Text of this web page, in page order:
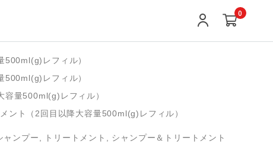
0
500ml(g)レフィル）
500ml(g)レフィル）
容量500ml(g)レフィル）
ント（2回目以降大容量500ml(g)レフィル）
ャンプー, トリートメント, シャンプー＆トリートメント